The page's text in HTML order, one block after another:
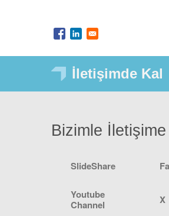
İletişimde Kal
Bizimle
SlideShare
Youtube
Channel
X